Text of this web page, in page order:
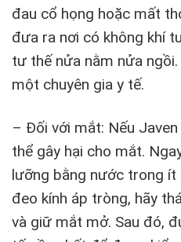
đau cổ họng hoặc mất
đưa ra nơi có không khí
tư thế nửa nằm nửa
một chuyên gia y tế.
– Đối với mắt: Nếu
thể gây hại cho mắt.
lưỡng bằng nước trong ít
đeo kính áp tròng, hãy
và giữ mắt mở. Sau đó,